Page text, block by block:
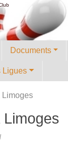
Documents
Ligues
Limoges